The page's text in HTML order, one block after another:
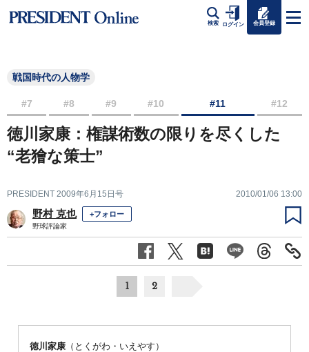
検索 ログイン 会員登録
戦国時代の人物学
#7 #8 #9 #10 #11 #12
徳川家康：権謀術数の限りを尽くした
“老獪な策士”
PRESIDENT 2009年6月15日号 2010/01/06 13:00
野村 克也 +フォロー
野球評論家
1 2
徳川家康 （とくがわ・いえやす）